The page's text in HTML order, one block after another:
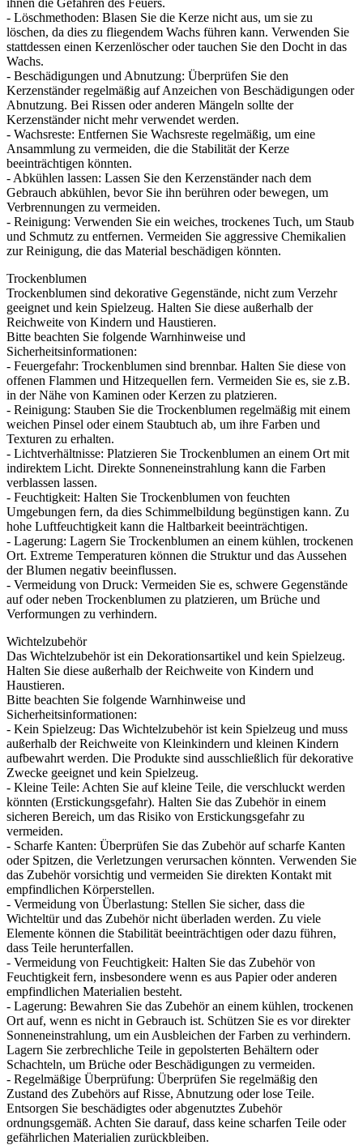
- Löschmethoden: Blasen Sie die Kerze nicht aus, um sie zu
löschen, da dies zu fliegendem Wachs führen kann. Verwenden Sie
stattdessen einen Kerzenlöscher oder tauchen Sie den Docht in das
Wachs.
- Beschädigungen und Abnutzung: Überprüfen Sie den
Kerzenständer regelmäßig auf Anzeichen von Beschädigungen oder
Abnutzung. Bei Rissen oder anderen Mängeln sollte der
Kerzenständer nicht mehr verwendet werden.
- Wachsreste: Entfernen Sie Wachsreste regelmäßig, um eine
Ansammlung zu vermeiden, die die Stabilität der Kerze
beeinträchtigen könnten.
- Abkühlen lassen: Lassen Sie den Kerzenständer nach dem
Gebrauch abkühlen, bevor Sie ihn berühren oder bewegen, um
Verbrennungen zu vermeiden.
- Reinigung: Verwenden Sie ein weiches, trockenes Tuch, um Staub
und Schmutz zu entfernen. Vermeiden Sie aggressive Chemikalien
zur Reinigung, die das Material beschädigen könnten.
Trockenblumen
Trockenblumen sind dekorative Gegenstände, nicht zum Verzehr
geeignet und kein Spielzeug. Halten Sie diese außerhalb der
Reichweite von Kindern und Haustieren.
Bitte beachten Sie folgende Warnhinweise und
Sicherheitsinformationen:
- Feuergefahr: Trockenblumen sind brennbar. Halten Sie diese von
offenen Flammen und Hitzequellen fern. Vermeiden Sie es, sie z.B.
in der Nähe von Kaminen oder Kerzen zu platzieren.
- Reinigung: Stauben Sie die Trockenblumen regelmäßig mit einem
weichen Pinsel oder einem Staubtuch ab, um ihre Farben und
Texturen zu erhalten.
- Lichtverhältnisse: Platzieren Sie Trockenblumen an einem Ort mit
indirektem Licht. Direkte Sonneneinstrahlung kann die Farben
verblassen lassen.
- Feuchtigkeit: Halten Sie Trockenblumen von feuchten
Umgebungen fern, da dies Schimmelbildung begünstigen kann. Zu
hohe Luftfeuchtigkeit kann die Haltbarkeit beeinträchtigen.
- Lagerung: Lagern Sie Trockenblumen an einem kühlen, trockenen
Ort. Extreme Temperaturen können die Struktur und das Aussehen
der Blumen negativ beeinflussen.
- Vermeidung von Druck: Vermeiden Sie es, schwere Gegenstände
auf oder neben Trockenblumen zu platzieren, um Brüche und
Verformungen zu verhindern.
Wichtelzubehör
Das Wichtelzubehör ist ein Dekorationsartikel und kein Spielzeug.
Halten Sie diese außerhalb der Reichweite von Kindern und
Haustieren.
Bitte beachten Sie folgende Warnhinweise und
Sicherheitsinformationen:
- Kein Spielzeug: Das Wichtelzubehör ist kein Spielzeug und muss
außerhalb der Reichweite von Kleinkindern und kleinen Kindern
aufbewahrt werden. Die Produkte sind ausschließlich für dekorative
Zwecke geeignet und kein Spielzeug.
- Kleine Teile: Achten Sie auf kleine Teile, die verschluckt werden
könnten (Erstickungsgefahr). Halten Sie das Zubehör in einem
sicheren Bereich, um das Risiko von Erstickungsgefahr zu
vermeiden.
- Scharfe Kanten: Überprüfen Sie das Zubehör auf scharfe Kanten
oder Spitzen, die Verletzungen verursachen könnten. Verwenden Sie
das Zubehör vorsichtig und vermeiden Sie direkten Kontakt mit
empfindlichen Körperstellen.
- Vermeidung von Überlastung: Stellen Sie sicher, dass die
Wichteltür und das Zubehör nicht überladen werden. Zu viele
Elemente können die Stabilität beeinträchtigen oder dazu führen,
dass Teile herunterfallen.
- Vermeidung von Feuchtigkeit: Halten Sie das Zubehör von
Feuchtigkeit fern, insbesondere wenn es aus Papier oder anderen
empfindlichen Materialien besteht.
- Lagerung: Bewahren Sie das Zubehör an einem kühlen, trockenen
Ort auf, wenn es nicht in Gebrauch ist. Schützen Sie es vor direkter
Sonneneinstrahlung, um ein Ausbleichen der Farben zu verhindern.
Lagern Sie zerbrechliche Teile in gepolsterten Behältern oder
Schachteln, um Brüche oder Beschädigungen zu vermeiden.
- Regelmäßige Überprüfung: Überprüfen Sie regelmäßig den
Zustand des Zubehörs auf Risse, Abnutzung oder lose Teile.
Entsorgen Sie beschädigtes oder abgenutztes Zubehör
ordnungsgemäß. Achten Sie darauf, dass keine scharfen Teile oder
gefährlichen Materialien zurückbleiben.